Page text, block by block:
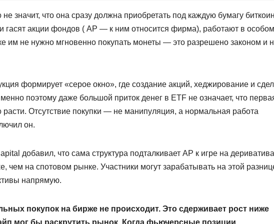
не значит, что она сразу должна приобретать под каждую бумагу
гасят акции фондов ( AP — к ним относится фирма), работают в особом
им не нужно мгновенно покупать монеты — это разрешено законом и
формирует «серое окно», где создание акций, хеджирование и
поэтому даже большой приток денег в ETF не означает, что
Отсутствие покупки — не манипуляция, а нормальная работа
он.
добавил, что сама структура подталкивает AP к игре на
чем на спотовом рынке. Участники могут зарабатывать на этой
напрямую.
покупок на бирже не происходит. Это сдерживает рост ниже